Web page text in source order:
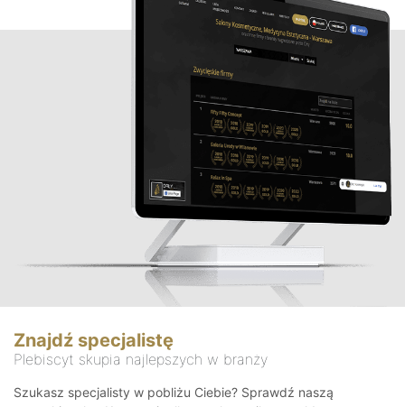
Znajdź specjalistę
Plebiscyt skupia najlepszych w branży
Szukasz specjalisty w pobliżu Ciebie? Sprawdź naszą